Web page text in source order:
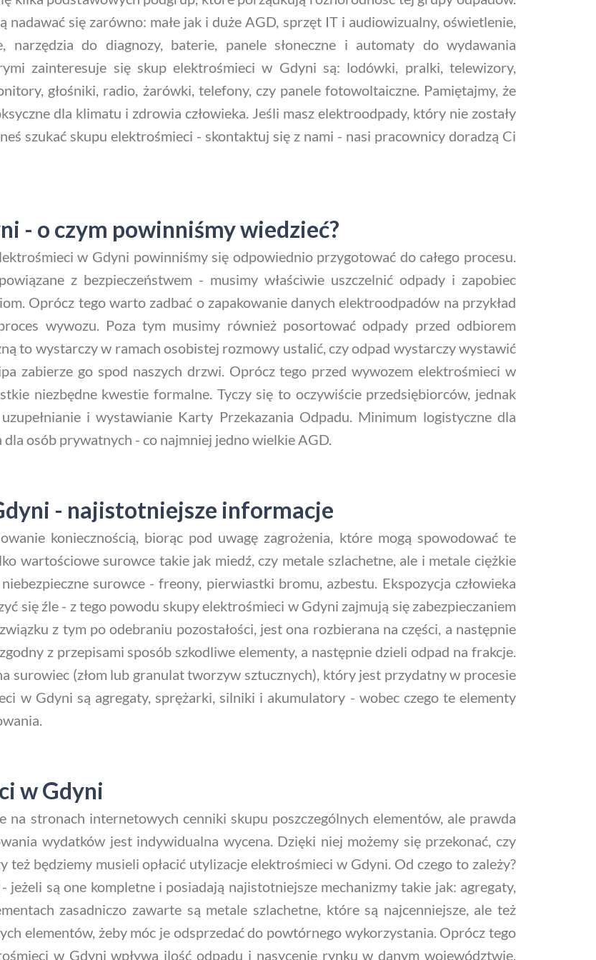
się zarówno: małe jak i duże AGD, sprzęt IT i audiowizualny, oświetlenie,
narzędzia do diagnozy, baterie, panele słoneczne i automaty do wydawania
zainteresuje się skup elektrośmieci w Gdyni są: lodówki, pralki, telewizory,
głośniki, radio, żarówki, telefony, czy panele fotowoltaiczne. Pamiętajmy, że
dla klimatu i zdrowia człowieka. Jeśli masz elektroodpady, który nie zostały
szukać skupu elektrośmieci - skontaktuj się z nami - nasi pracownicy doradzą Ci
- o czym powinniśmy wiedzieć?
w Gdyni powinniśmy się odpowiednio przygotować do całego procesu.
z bezpieczeństwem - musimy właściwie uszczelnić odpady i zapobiec
Oprócz tego warto zadbać o zapakowanie danych elektroodpadów na przykład
wywozu. Poza tym musimy również posortować odpady przed odbiorem
to wystarczy w ramach osobistej rozmowy ustalić, czy odpad wystarczy wystawić
zabierze go spod naszych drzwi. Oprócz tego przed wywozem elektrośmieci w
niezbędne kwestie formalne. Tyczy się to oczywiście przedsiębiorców, jednak
i wystawianie Karty Przekazania Odpadu. Minimum logistyczne dla
osób prywatnych - co najmniej jedno wielkie AGD.
- najistotniejsze informacje
koniecznością, biorąc pod uwagę zagrożenia, które mogą spowodować te
wartościowe surowce takie jak miedź, czy metale szlachetne, ale i metale ciężkie
surowce - freony, pierwiastki bromu, azbestu. Ekspozycja człowieka
się źle - z tego powodu skupy elektrośmieci w Gdyni zajmują się zabezpieczaniem
z tym po odebraniu pozostałości, jest ona rozbierana na części, a następnie
z przepisami sposób szkodliwe elementy, a następnie dzieli odpad na frakcje.
surowiec (złom lub granulat tworzyw sztucznych), który jest przydatny w procesie
w Gdyni są agregaty, sprężarki, silniki i akumulatory - wobec czego te elementy
w Gdyni
na stronach internetowych cenniki skupu poszczególnych elementów, ale prawda
wydatków jest indywidualna wycena. Dzięki niej możemy się przekonać, czy
też będziemy musieli opłacić utylizacje elektrośmieci w Gdyni. Od czego to zależy?
jeżeli są one kompletne i posiadają najistotniejsze mechanizmy takie jak: agregaty,
zasadniczo zawarte są metale szlachetne, które są najcenniejsze, ale też
elementów, żeby móc je odsprzedać do powtórnego wykorzystania. Oprócz tego
w Gdyni wpływa ilość odpadu i nasycenie rynku w danym województwie.